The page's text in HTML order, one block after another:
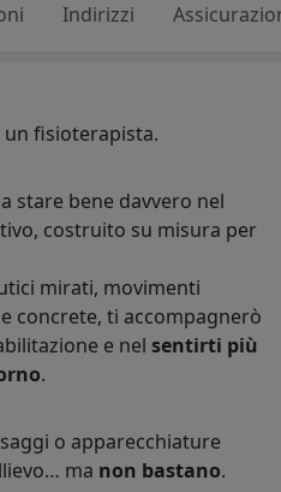
Indirizzi
fisioterapista.
stare bene davvero nel
costruito su misura per
mirati, movimenti
concrete, ti accompagnerò
e nel sentirti più
.
o apparecchiature
ma non bastano.